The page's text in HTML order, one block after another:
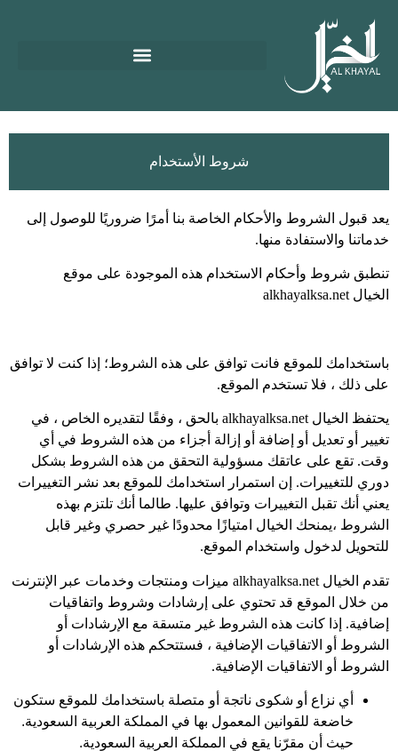
شروط الأستخدام
يعد قبول الشروط والأحكام الخاصة بنا أمرًا ضروريًا للوصول إلى
خدماتنا والاستفادة منها.
تنطبق شروط وأحكام الاستخدام هذه الموجودة على موقع
الخيال alkhayalksa.net
باستخدامك للموقع فانت توافق على هذه الشروط؛ إذا كنت لا توافق
على ذلك ، فلا تستخدم الموقع.
يحتفظ الخيال alkhayalksa.net بالحق ، وفقًا لتقديره الخاص ، في
تغيير أو تعديل أو إضافة أو إزالة أجزاء من هذه الشروط في أي
وقت. تقع على عاتقك مسؤولية التحقق من هذه الشروط بشكل
دوري للتغييرات. إن استمرار استخدامك للموقع بعد نشر التغييرات
يعني أنك تقبل التغييرات وتوافق عليها. طالما أنك تلتزم بهذه
الشروط ،يمنحك الخيال امتيازًا محدودًا غير حصري وغير قابل
للتحويل لدخول واستخدام الموقع.
تقدم الخيال alkhayalksa.net ميزات ومنتجات وخدمات عبر الإنترنت
من خلال الموقع قد تحتوي على إرشادات وشروط واتفاقيات
إضافية. إذا كانت هذه الشروط غير متسقة مع الإرشادات أو
الشروط أو الاتفاقيات الإضافية ، فستتحكم هذه الإرشادات أو
الشروط أو الاتفاقيات الإضافية.
أي نزاع أو شكوى ناتجة أو متصلة باستخدامك للموقع ستكون
خاضعة للقوانين المعمول بها في المملكة العربية السعودية.
حيث أن مقرّنا يقع في المملكة العربية السعودية.